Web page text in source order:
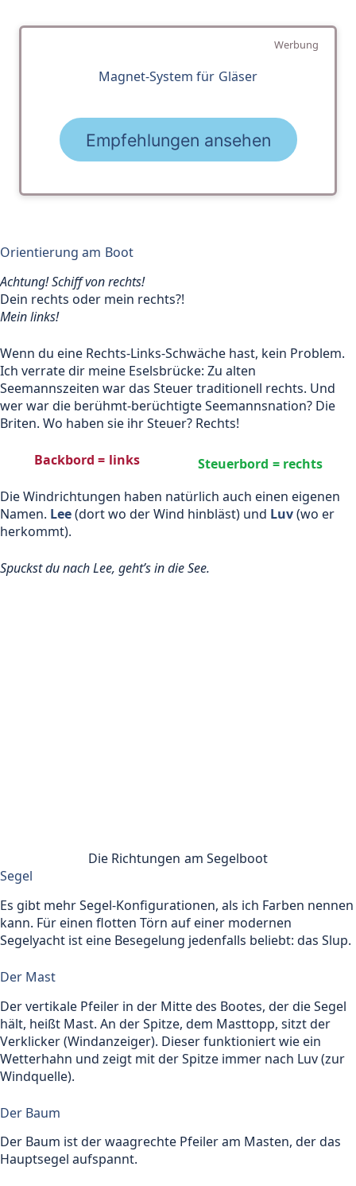
Werbung
Magnet-System für Gläser
Empfehlungen ansehen
Orientierung am Boot
Achtung! Schiff von rechts!
Dein rechts oder mein rechts?!
Mein links!
Wenn du eine Rechts-Links-Schwäche hast, kein Problem.
Ich verrate dir meine Eselsbrücke: Zu alten
Seemannszeiten war das Steuer traditionell rechts. Und
wer war die berühmt-berüchtigte Seemannsnation? Die
Briten. Wo haben sie ihr Steuer? Rechts!
Backbord = links
Steuerbord = rechts
Die Windrichtungen haben natürlich auch einen eigenen
Namen. Lee(dort wo der Wind hinbläst) und Luv(wo er
herkommt).
Spuckst du nach Lee, geht’s in die See.
Die Richtungen am Segelboot
Segel
Es gibt mehr Segel-Konfigurationen, als ich Farben nennen
kann. Für einen flotten Törn auf einer modernen
Segelyacht ist eine Besegelung jedenfalls beliebt: das Slup.
Der Mast
Der vertikale Pfeiler in der Mitte des Bootes, der die Segel
hält, heißt Mast. An der Spitze, dem Masttopp, sitzt der
Verklicker (Windanzeiger). Dieser funktioniert wie ein
Wetterhahn und zeigt mit der Spitze immer nach Luv (zur
Windquelle).
Der Baum
Der Baum ist der waagrechte Pfeiler am Masten, der das
Hauptsegel aufspannt.